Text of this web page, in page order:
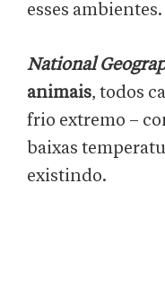
esses ambientes.
National
animais, todos
frio extremo –
baixas
existindo.